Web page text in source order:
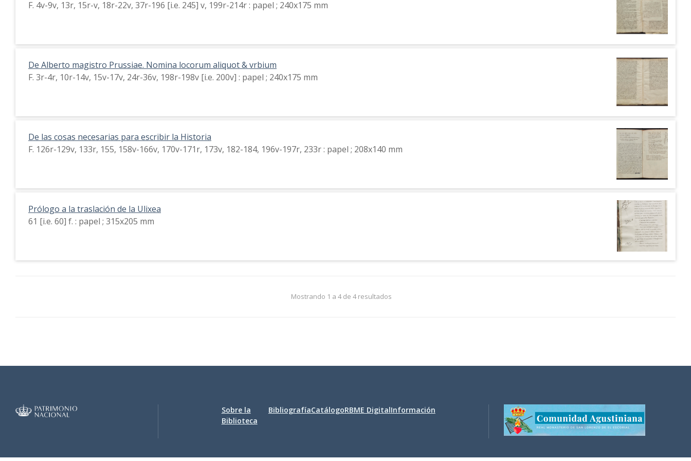
F. 4v-9v, 13r, 15r-v, 18r-22v, 37r-196 [i.e. 245] v, 199r-214r : papel ; 240x175 mm
De Alberto magistro Prussiae. Nomina locorum aliquot & vrbium
F. 3r-4r, 10r-14v, 15v-17v, 24r-36v, 198r-198v [i.e. 200v] : papel ; 240x175 mm
De las cosas necesarias para escribir la Historia
F. 126r-129v, 133r, 155, 158v-166v, 170v-171r, 173v, 182-184, 196v-197r, 233r : papel ; 208x140 mm
Prólogo a la traslación de la Ulixea
61 [i.e. 60] f. : papel ; 315x205 mm
Mostrando 1 a 4 de 4 resultados
Sobre la
Biblioteca
BibliografíaCatálogoRBME DigitalInformación